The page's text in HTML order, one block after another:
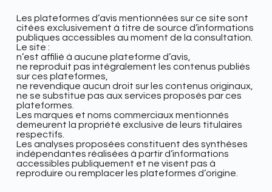
Les plateformes d’avis mentionnées sur ce site sont
citées exclusivement à titre de source d’informations
publiques accessibles au moment de la consultation.
Le site :
n’est affilié à aucune plateforme d’avis,
ne reproduit pas intégralement les contenus publiés
sur ces plateformes,
ne revendique aucun droit sur les contenus originaux,
ne se substitue pas aux services proposés par ces
plateformes.
Les marques et noms commerciaux mentionnés
demeurent la propriété exclusive de leurs titulaires
respectifs.
Les analyses proposées constituent des synthèses
indépendantes réalisées à partir d’informations
accessibles publiquement et ne visent pas à
reproduire ou remplacer les plateformes d’origine.